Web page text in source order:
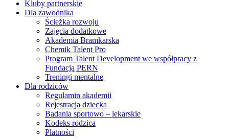
Kluby partnerskie
Dla zawodnika
Ścieżka rozwoju
Zajęcia dodatkowe
Akademia Bramkarska
Chemik Talent Pro
Program Talent Development we współpracy z
Fundacją PERN
Treningi mentalne
Dla rodziców
Regulamin akademii
Rejestracja dziecka
Badania sportowo – lekarskie
Kodeks rodzica
Płatności